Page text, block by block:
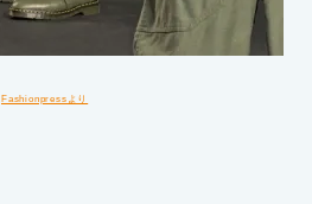
Fashionpressより